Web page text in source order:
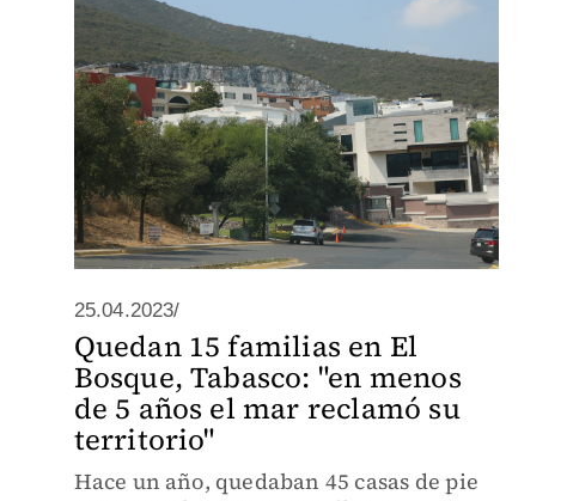
25.04.2023/
Quedan 15 familias en El
Bosque, Tabasco: "en menos
de 5 años el mar reclamó su
territorio"
Hace un año, quedaban 45 casas de pie